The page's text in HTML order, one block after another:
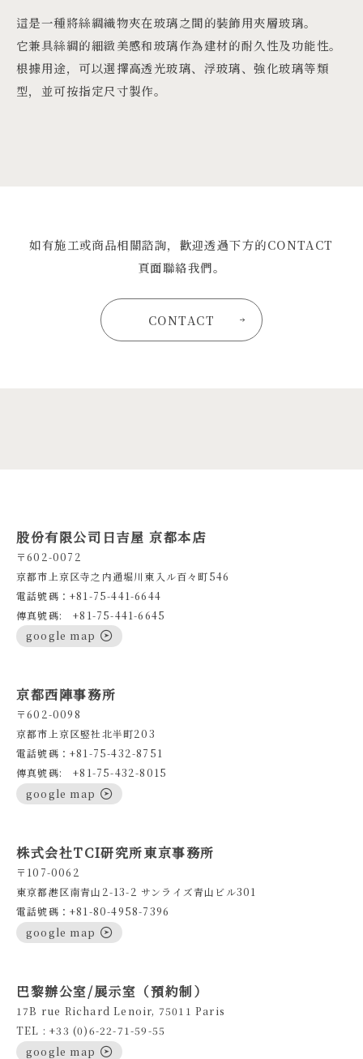
這是一種將絲綢織物夾在玻璃之間的裝飾用夾層玻璃。
它兼具絲綢的細緻美感和玻璃作為建材的耐久性及功能性。
根據用途，可以選擇高透光玻璃、浮玻璃、強化玻璃等類
型，並可按指定尺寸製作。
如有施工或商品相關諮詢，歡迎透過下方的CONTACT
頁面聯絡我們。
CONTACT
股份有限公司日吉屋 京都本店
〒602-0072
京都市上京区寺之内通堀川東入ル百々町546
電話號碼：+81-75-441-6644
傳真號碼: +81-75-441-6645
google map
京都西陣事務所
〒602-0098
京都市上京区竪社北半町203
電話號碼：+81-75-432-8751
傳真號碼: +81-75-432-8015
google map
株式会社TCI研究所東京事務所
〒107-0062
東京都港区南青山2-13-2 サンライズ青山ビル301
電話號碼：+81-80-4958-7396
google map
巴黎辦公室/展示室（預約制）
17B rue Richard Lenoir, 75011 Paris
TEL : +33 (0)6-22-71-59-55
google map